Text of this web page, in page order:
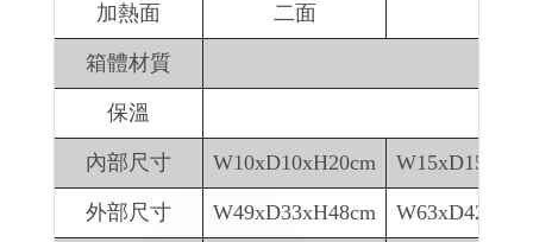
加熱面 二面
箱體材質
保溫
內部尺寸 W10xD10xH20cm
外部尺寸 W49xD33xH48cm